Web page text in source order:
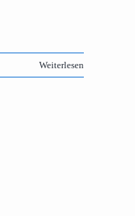
Weiterlesen